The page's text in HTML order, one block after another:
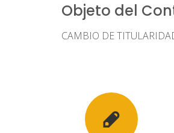
Objeto del
CAMBIO DE